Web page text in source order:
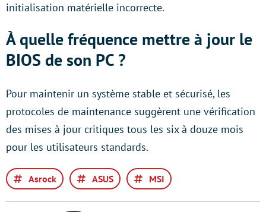
initialisation matérielle incorrecte.
À quelle fréquence mettre à jour le
BIOS de son PC ?
Pour maintenir un système stable et sécurisé, les
protocoles de maintenance suggèrent une vérification
des mises à jour critiques tous les six à douze mois
pour les utilisateurs standards.
Asrock ASUS MSI